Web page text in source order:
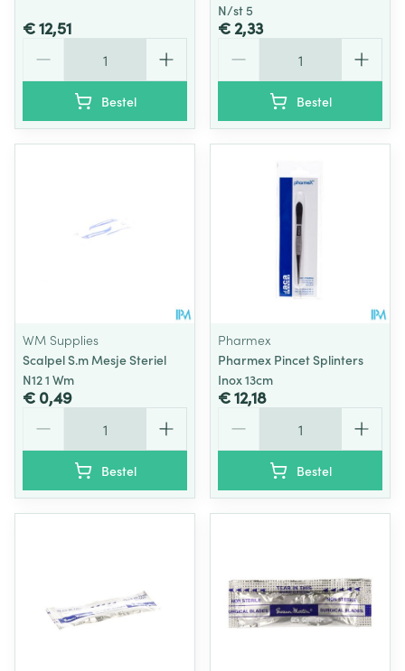
€ 12,51
Bestel
N/st 5
€ 2,33
Bestel
WM Supplies
Scalpel S.m Mesje Steriel
N12 1 Wm
€ 0,49
Bestel
Pharmex
Pharmex Pincet Splinters
Inox 13cm
€ 12,18
Bestel